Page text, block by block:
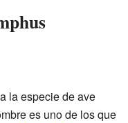
la especie de ave
es uno de los que